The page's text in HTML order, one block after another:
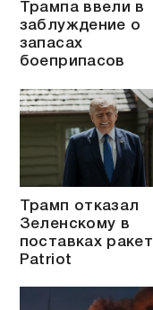
Трампа ввели в
заблуждение о
запасах
боеприпасов
Трамп отказал
Зеленскому в
поставках
Patriot